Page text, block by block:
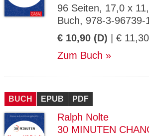
96 Seiten, 17,0 x
Buch, 978-3-96739-
€ 10,90 (D) | €
Zum Buch
BUCH EPUB PDF
Ralph Nolte
30 MINUTEN